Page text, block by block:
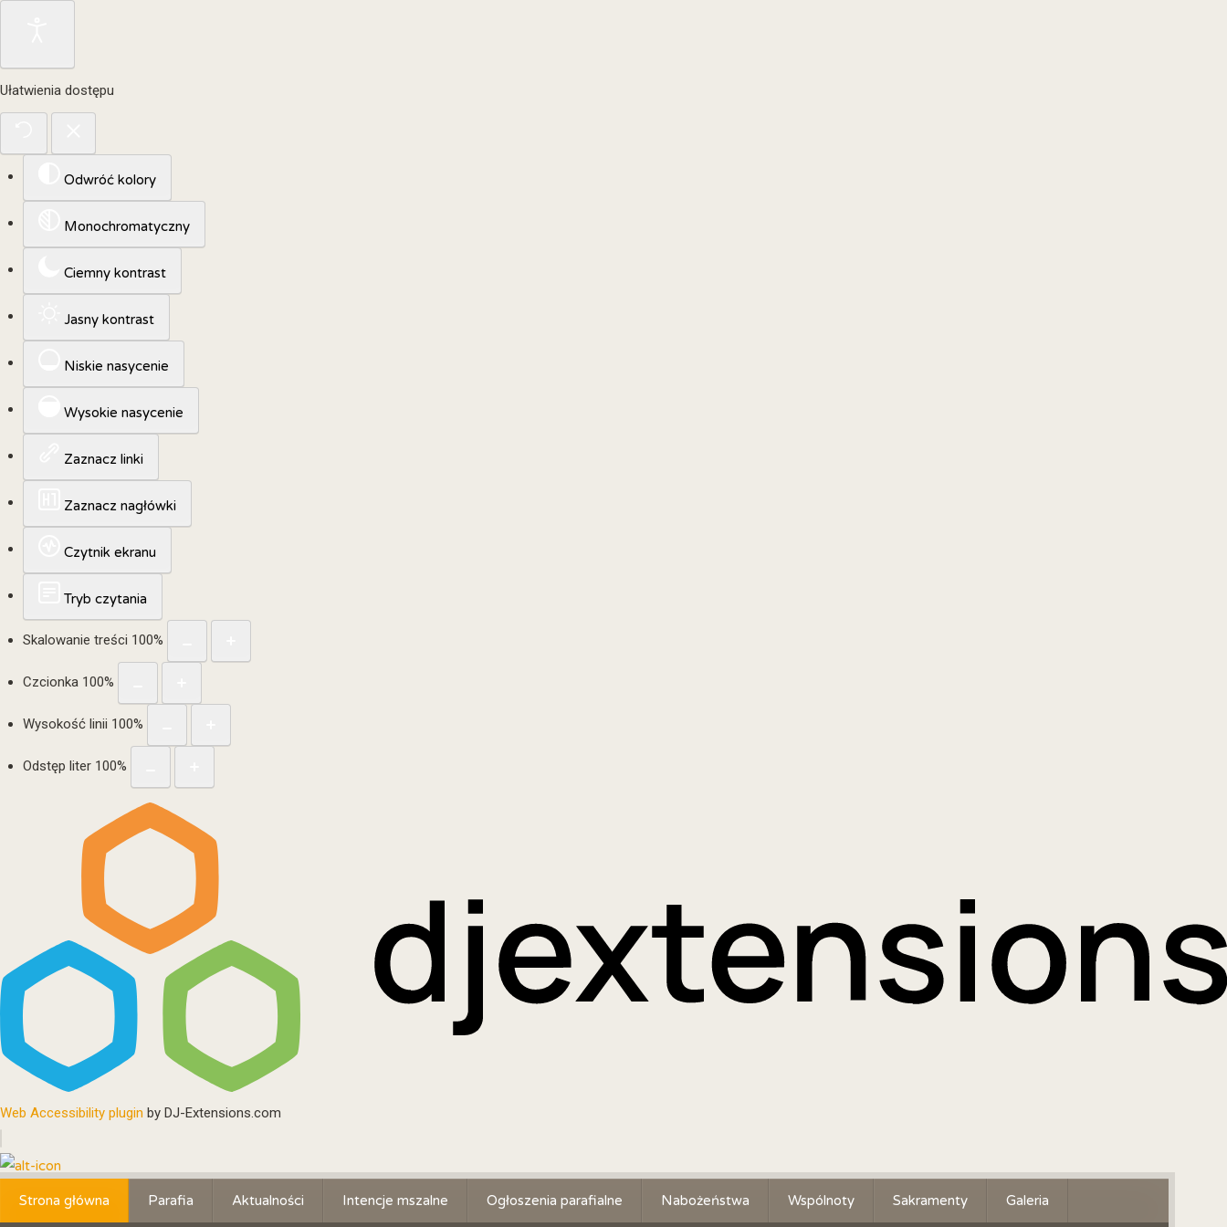
Ułatwienia dostępu
Odwróć kolory
Monochromatyczny
Ciemny kontrast
Jasny kontrast
Niskie nasycenie
Wysokie nasycenie
Zaznacz linki
Zaznacz nagłówki
Czytnik ekranu
Tryb czytania
Skalowanie treści 100%
Czcionka 100%
Wysokość linii 100%
Odstęp liter 100%
Web Accessibility plugin by DJ-Extensions.com
Strona główna Parafia Aktualności Intencje mszalne Ogłoszenia parafialne Nabożeństwa Wspólnoty Sakramenty Galeria